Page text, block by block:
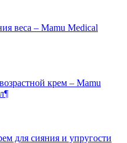
веса – Mamu Medical
крем – Mamu
для сияния и упругости